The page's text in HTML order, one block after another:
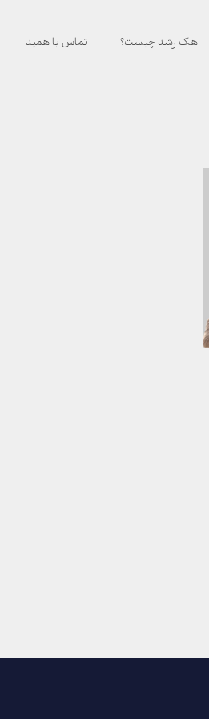
هک رشد چیست؟ تماس با همید